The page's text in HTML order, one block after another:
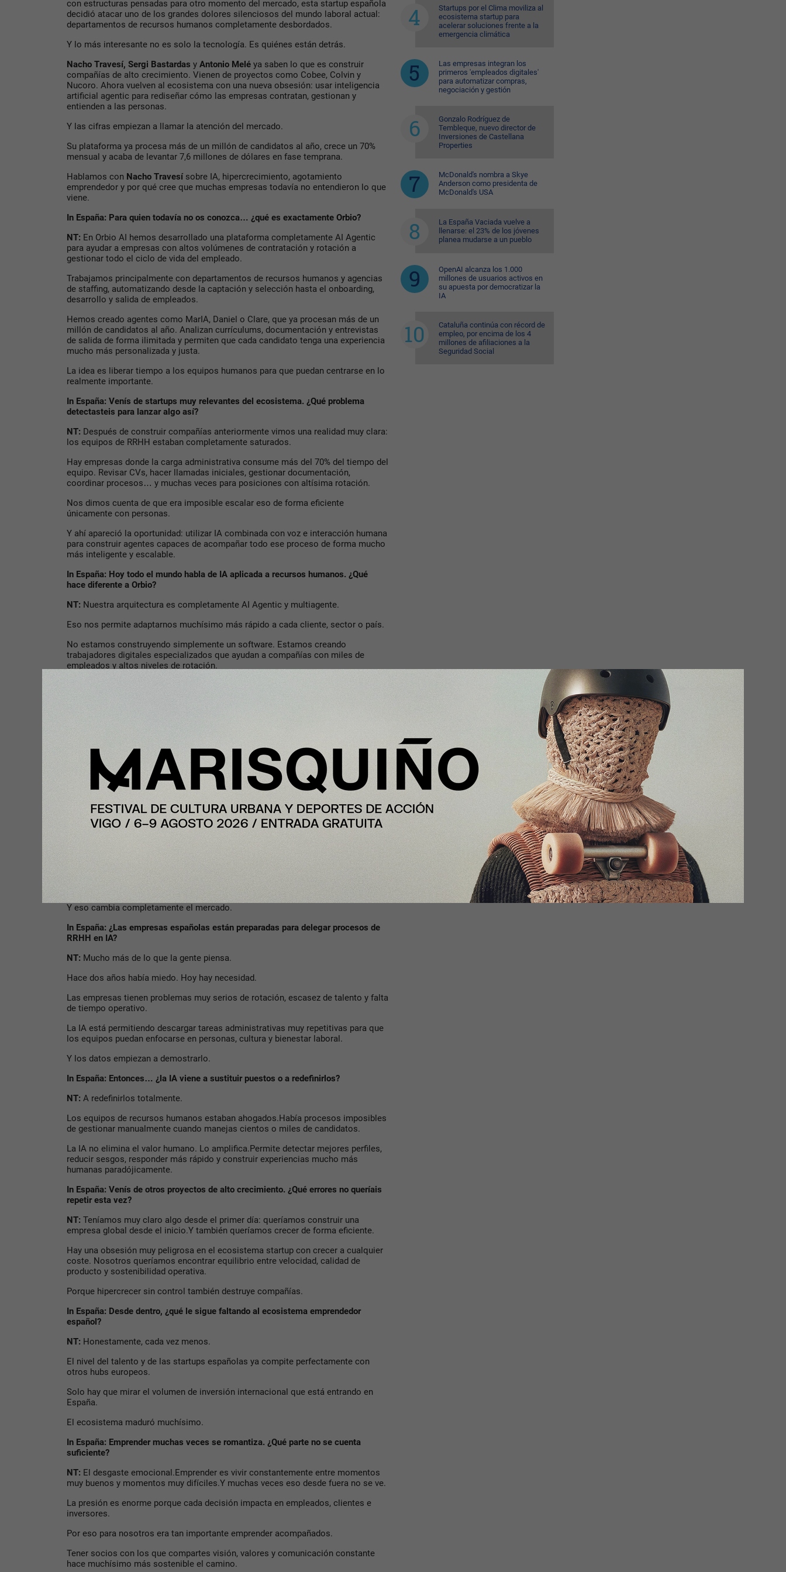
con estructuras pensadas para otro momento del mercado, esta startup española
decidió atacar uno de los grandes dolores silenciosos del mundo laboral actual:
departamentos de recursos humanos completamente desbordados.
Y lo más interesante no es solo la tecnología. Es quiénes están detrás.
Nacho Travesí, Sergi Bastardas y Antonio Melé ya saben lo que es construir
compañías de alto crecimiento. Vienen de proyectos como Cobee, Colvin y
Nucoro. Ahora vuelven al ecosistema con una nueva obsesión: usar inteligencia
artificial agentic para rediseñar cómo las empresas contratan, gestionan y
entienden a las personas.
Y las cifras empiezan a llamar la atención del mercado.
Su plataforma ya procesa más de un millón de candidatos al año, crece un 70%
mensual y acaba de levantar 7,6 millones de dólares en fase temprana.
Hablamos con Nacho Travesísobre IA, hipercrecimiento, agotamiento
emprendedor y por qué cree que muchas empresas todavía no entendieron lo que
viene.
In España: Para quien todavía no os conozca… ¿qué es exactamente Orbio?
NT: En Orbio AI hemos desarrollado una plataforma completamente AI Agentic
para ayudar a empresas con altos volúmenes de contratación y rotación a
gestionar todo el ciclo de vida del empleado.
Trabajamos principalmente con departamentos de recursos humanos y agencias
de staffing, automatizando desde la captación y selección hasta el onboarding,
desarrollo y salida de empleados.
Hemos creado agentes como MarIA, Daniel o Clare, que ya procesan más de un
millón de candidatos al año. Analizan currículums, documentación y entrevistas
de salida de forma ilimitada y permiten que cada candidato tenga una experiencia
mucho más personalizada y justa.
La idea es liberar tiempo a los equipos humanos para que puedan centrarse en lo
realmente importante.
In España: Venís de startups muy relevantes del ecosistema. ¿Qué problema
detectasteis para lanzar algo así?
NT: Después de construir compañías anteriormente vimos una realidad muy clara:
los equipos de RRHH estaban completamente saturados.
Hay empresas donde la carga administrativa consume más del 70% del tiempo del
equipo. Revisar CVs, hacer llamadas iniciales, gestionar documentación,
coordinar procesos… y muchas veces para posiciones con altísima rotación.
Nos dimos cuenta de que era imposible escalar eso de forma eficiente
únicamente con personas.
Y ahí apareció la oportunidad: utilizar IA combinada con voz e interacción humana
para construir agentes capaces de acompañar todo ese proceso de forma mucho
más inteligente y escalable.
In España: Hoy todo el mundo habla de IA aplicada a recursos humanos. ¿Qué
hace diferente a Orbio?
NT: Nuestra arquitectura es completamente AI Agentic y multiagente.
Eso nos permite adaptarnos muchísimo más rápido a cada cliente, sector o país.
No estamos construyendo simplemente un software. Estamos creando
trabajadores digitales especializados que ayudan a compañías con miles de
empleados y altos niveles de rotación.
In España: Habéis levantado 7,6 millones de dólares muy rápido. ¿Qué compraron
realmente los inversores?
Resultados.
En menos de un año estamos procesando más de un millón de candidatos
anuales, creciendo un 70% mes a mes y expandiéndonos internacionalmente con
el 80% de nuestros clientes.
sistemas ya no solo muestran información. Ahora pueden ejecutar acciones,
conversar, acompañar y tomar decisiones junto a los humanos.
Y eso cambia completamente el mercado.
In España: ¿Las empresas españolas están preparadas para delegar procesos de
RRHH en IA?
NT: Mucho más de lo que la gente piensa.
Hace dos años había miedo. Hoy hay necesidad.
Las empresas tienen problemas muy serios de rotación, escasez de talento y falta
de tiempo operativo.
La IA está permitiendo descargar tareas administrativas muy repetitivas para que
los equipos puedan enfocarse en personas, cultura y bienestar laboral.
Y los datos empiezan a demostrarlo.
In España: Entonces… ¿la IA viene a sustituir puestos o a redefinirlos?
NT: A redefinirlos totalmente.
Los equipos de recursos humanos estaban ahogados.Había procesos imposibles
de gestionar manualmente cuando manejas cientos o miles de candidatos.
La IA no elimina el valor humano. Lo amplifica.Permite detectar mejores perfiles,
reducir sesgos, responder más rápido y construir experiencias mucho más
humanas paradójicamente.
In España: Venís de otros proyectos de alto crecimiento. ¿Qué errores no queríais
repetir esta vez?
NT: Teníamos muy claro algo desde el primer día: queríamos construir una
empresa global desde el inicio.Y también queríamos crecer de forma eficiente.
Hay una obsesión muy peligrosa en el ecosistema startup con crecer a cualquier
coste. Nosotros queríamos encontrar equilibrio entre velocidad, calidad de
producto y sostenibilidad operativa.
Porque hipercrecer sin control también destruye compañías.
In España: Desde dentro, ¿qué le sigue faltando al ecosistema emprendedor
español?
NT: Honestamente, cada vez menos.
El nivel del talento y de las startups españolas ya compite perfectamente con
otros hubs europeos.
Solo hay que mirar el volumen de inversión internacional que está entrando en
España.
El ecosistema maduró muchísimo.
In España: Emprender muchas veces se romantiza. ¿Qué parte no se cuenta
suficiente?
NT: El desgaste emocional.Emprender es vivir constantemente entre momentos
muy buenos y momentos muy difíciles.Y muchas veces eso desde fuera no se ve.
La presión es enorme porque cada decisión impacta en empleados, clientes e
inversores.
Por eso para nosotros era tan importante emprender acompañados.
Tener socios con los que compartes visión, valores y comunicación constante
hace muchísimo más sostenible el camino.
Startups por el Clima moviliza al
ecosistema startup para
acelerar soluciones frente a la
emergencia climática
Las empresas integran los
primeros 'empleados digitales'
para automatizar compras,
negociación y gestión
Gonzalo Rodríguez de
Tembleque, nuevo director de
Inversiones de Castellana
Properties
McDonald's nombra a Skye
Anderson como presidenta de
McDonald's USA
La España Vaciada vuelve a
llenarse: el 23% de los jóvenes
planea mudarse a un pueblo
OpenAI alcanza los 1.000
millones de usuarios activos en
su apuesta por democratizar la
IA
Cataluña continúa con récord de
empleo, por encima de los 4
millones de afiliaciones a la
Seguridad Social